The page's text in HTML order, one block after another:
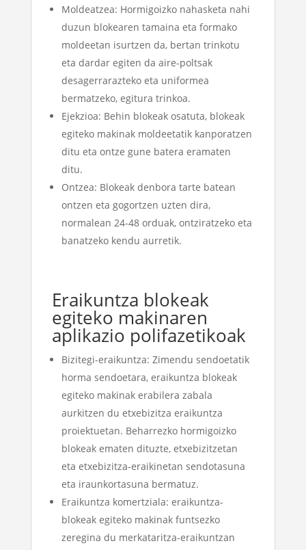
Moldeatzea: Hormigoizko nahasketa nahi
duzun blokearen tamaina eta formako
moldeetan isurtzen da, bertan trinkotu
eta dardar egiten da aire-poltsak
desagerrarazteko eta uniformea ​​
bermatzeko, egitura trinkoa.
Ejekzioa: Behin blokeak osatuta, blokeak
egiteko makinak moldeetatik kanporatzen
ditu eta ontze gune batera eramaten
ditu.
Ontzea: Blokeak denbora tarte batean
ontzen eta gogortzen uzten dira,
normalean 24-48 orduak, ontziratzeko eta
banatzeko kendu aurretik.
Eraikuntza blokeak
egiteko makinaren
aplikazio polifazetikoak
Bizitegi-eraikuntza: Zimendu sendoetatik
horma sendoetara, eraikuntza blokeak
egiteko makinak erabilera zabala
aurkitzen du etxebizitza eraikuntza
proiektuetan. Beharrezko hormigoizko
blokeak ematen dituzte, etxebizitzetan
eta etxebizitza-eraikinetan sendotasuna
eta iraunkortasuna bermatuz.
Eraikuntza komertziala: eraikuntza-
blokeak egiteko makinak funtsezko
zeregina du merkataritza-eraikuntzan